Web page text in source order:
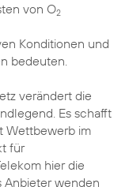
von O2
Konditionen und
bedeuten.
verändert die
Es schafft
Wettbewerb im
für
hier die
Anbieter wenden